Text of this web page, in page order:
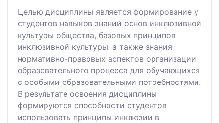
Целью дисциплины является формирование у
студентов навыков знаний основ инклюзивной
культуры общества, базовых принципов
инклюзивной культуры, а также знания
нормативно-правовых аспектов организации
образовательного процесса для обучающихся
с особыми образовательными потребностями.
В результате освоения дисциплины
формируются способности студентов
использовать принципы инклюзии в